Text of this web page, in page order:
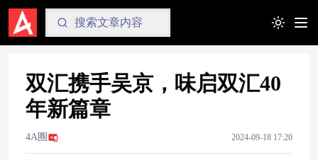
Toggle
双汇携手吴京，味启双汇40
年新篇章
4A圈 2024-09-18 17:20